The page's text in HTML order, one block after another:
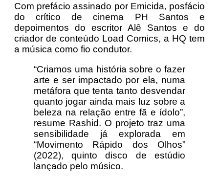
Com prefácio assinado por Emicida, posfácio
do crítico de cinema PH Santos e
depoimentos do escritor Alê Santos e do
criador de conteúdo Load Comics, a HQ tem
a música como fio condutor.
“Criamos uma história sobre o fazer
arte e ser impactado por ela, numa
metáfora que tenta tanto desvendar
quanto jogar ainda mais luz sobre a
beleza na relação entre fã e ídolo”,
resume Rashid. O projeto traz uma
sensibilidade já explorada em
“Movimento Rápido dos Olhos”
(2022), quinto disco de estúdio
lançado pelo músico.